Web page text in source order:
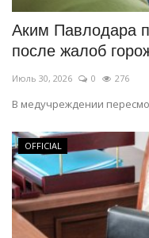
Аким Павлодара
после жалоб
Июль 30, 2026 0 276
В медучреждении
OFFICIAL